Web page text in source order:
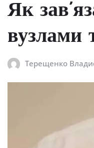
Як
вузлами
Терещенко